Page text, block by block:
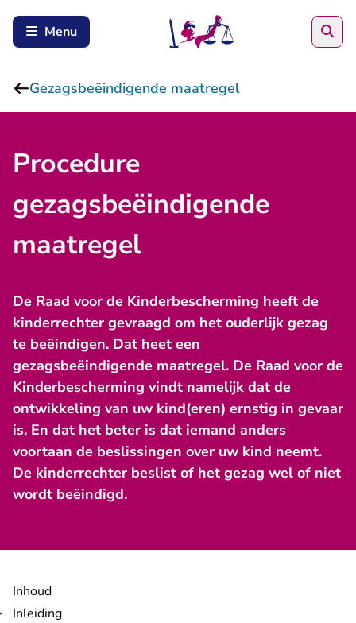
Menu
Gezagsbeëindigende maatregel
Procedure
gezagsbeëindigende
maatregel
De Raad voor de Kinderbescherming heeft de
kinderrechter gevraagd om het ouderlijk gezag
te beëindigen. Dat heet een
gezagsbeëindigende maatregel. De Raad voor de
Kinderbescherming vindt namelijk dat de
ontwikkeling van uw kind(eren) ernstig in gevaar
is. En dat het beter is dat iemand anders
voortaan de beslissingen over uw kind neemt.
De kinderrechter beslist of het gezag wel of niet
wordt beëindigd.
Inhoud
Inleiding